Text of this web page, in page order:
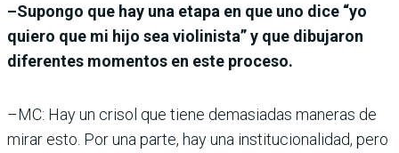
–Supongo que hay una etapa en que uno dice “yo
quiero que mi hijo sea violinista” y que dibujaron
diferentes momentos en este proceso.
–MC: Hay un crisol que tiene demasiadas maneras de
mirar esto. Por una parte, hay una institucionalidad, pero